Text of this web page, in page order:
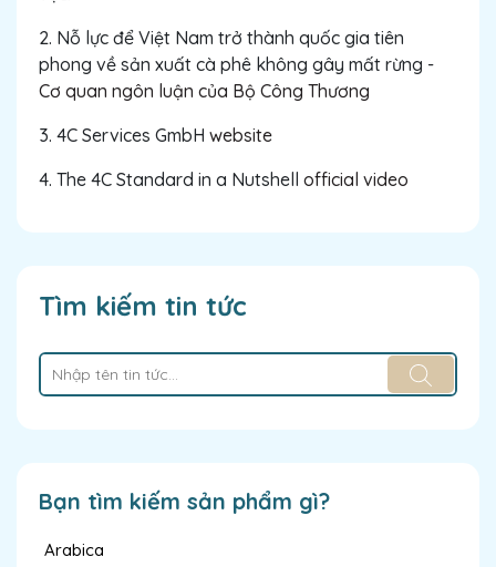
2. Nỗ lực để Việt Nam trở thành quốc gia tiên
phong về sản xuất cà phê không gây mất rừng -
Cơ quan ngôn luận của Bộ Công Thương
3. 4C Services GmbH website
4. The 4C Standard in a Nutshell official video
Tìm kiếm tin tức
Bạn tìm kiếm sản phẩm gì?
Arabica